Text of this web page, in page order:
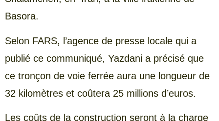
Basora.
Selon FARS, l’agence de presse locale qui a
publié ce communiqué, Yazdani a précisé que
ce tronçon de voie ferrée aura une longueur de
32 kilomètres et coûtera 25 millions d’euros.
Les coûts de la construction seront à la charge